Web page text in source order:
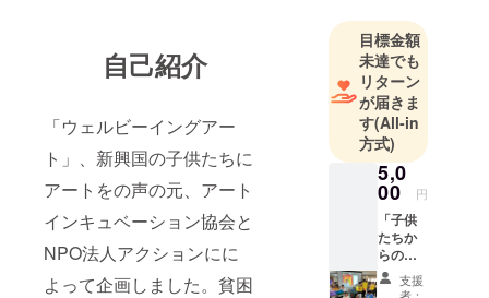
自己紹介
「ウェルビーイングアー
ト」、新興国の子供たちに
アートをの声の元、アート
インキュベーション協会と
NPO法人アクションにに
よって企画しました。貧困
目標金額
未達でも
リターン
が届きま
す(All-in
方式)
5,0
00 円
「子供
たちか
らの感
謝の手
紙」支援